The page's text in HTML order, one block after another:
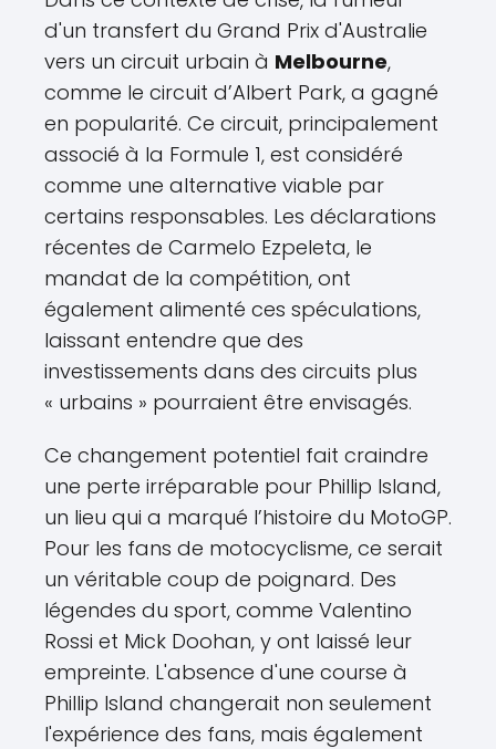
d'un transfert du Grand Prix d'Australie
vers un circuit urbain à Melbourne,
comme le circuit d’Albert Park, a gagné
en popularité. Ce circuit, principalement
associé à la Formule 1, est considéré
comme une alternative viable par
certains responsables. Les déclarations
récentes de Carmelo Ezpeleta, le
mandat de la compétition, ont
également alimenté ces spéculations,
laissant entendre que des
investissements dans des circuits plus
« urbains » pourraient être envisagés.
Ce changement potentiel fait craindre
une perte irréparable pour Phillip Island,
un lieu qui a marqué l’histoire du MotoGP.
Pour les fans de motocyclisme, ce serait
un véritable coup de poignard. Des
légendes du sport, comme Valentino
Rossi et Mick Doohan, y ont laissé leur
empreinte. L'absence d'une course à
Phillip Island changerait non seulement
l'expérience des fans, mais également